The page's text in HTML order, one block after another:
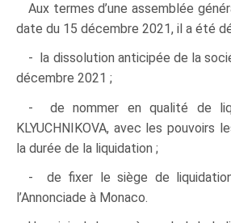
Aux termes d’une assemblée
date du 15 décembre 2021, il a été
- la dissolution anticipée de la
décembre 2021 ;
- de nommer en qualité de
KLYUCHNIKOVA, avec les pouvoirs
la durée de la liquidation ;
- de fixer le siège de
l’Annonciade à Monaco.